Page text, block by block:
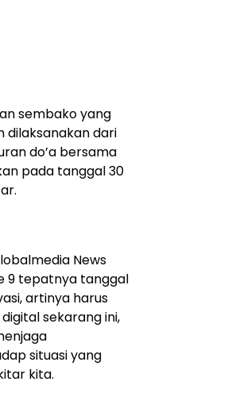
sembako yang
dilaksanakan dari
do’a bersama
pada tanggal 30
News
9 tepatnya tanggal
artinya harus
sekarang ini,
situasi yang
kita.